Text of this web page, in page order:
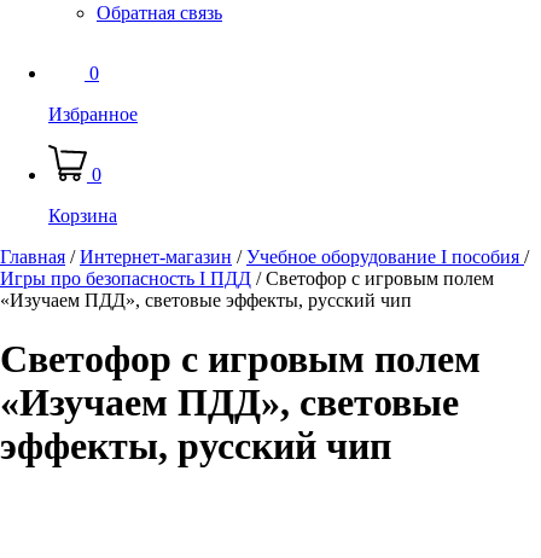
Обратная связь
0
Избранное
0
Корзина
Главная /Интернет-магазин /Учебное оборудование I пособия /
Игры про безопасность I ПДД /Светофор с игровым полем
«Изучаем ПДД», световые эффекты, русский чип
Светофор с игровым полем
«Изучаем ПДД», световые
эффекты, русский чип